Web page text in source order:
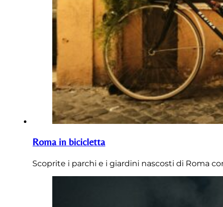
Roma in bicicletta
Scoprite i parchi e i giardini nascosti di Roma